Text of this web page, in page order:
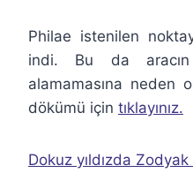
Philae istenilen
indi. Bu da aracın
alamamasına neden
dökümü için tıklayınız.
Dokuz yıldızda Zodyak